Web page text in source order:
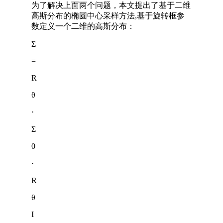
为了解决上面两个问题，本文提出了基于二维
高斯分布的椭圆中心采样方法,基于旋转框参
数定义一个二维的高斯分布：
Σ
=
R
θ
⋅
Σ
0
⋅
R
θ
I